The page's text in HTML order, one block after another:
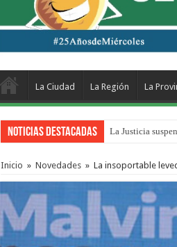
La Ciudad La Región La
Noticias Destacadas La Justicia
Se presentará la
Inicio » Novedades » La insoportable